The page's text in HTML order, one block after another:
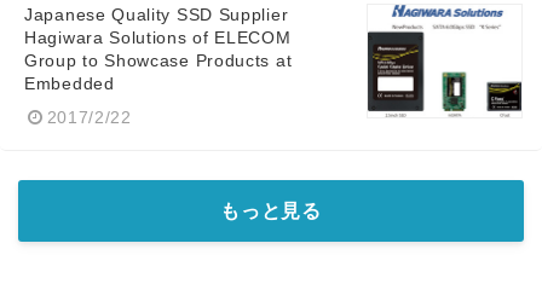
Japanese Quality SSD Supplier
Hagiwara Solutions of ELECOM
Group to Showcase Products at
Embedded
2017/2/22
もっと見る